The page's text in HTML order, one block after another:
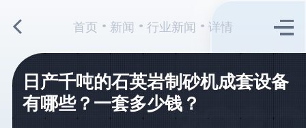
首页 新闻 行业新闻 详情
日产千吨的石英岩制砂机成套设备
有哪些？一套多少钱？